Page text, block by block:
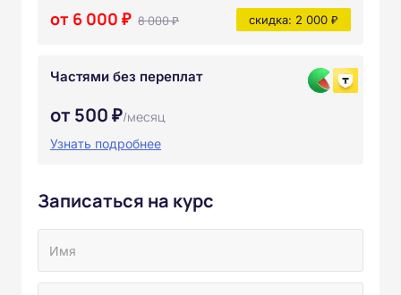
от 6 000 ₽ 8 000 ₽ скидка: 2 000 ₽
Частями без переплат
от 500 ₽/месяц
Узнать подробнее
Записаться на курс